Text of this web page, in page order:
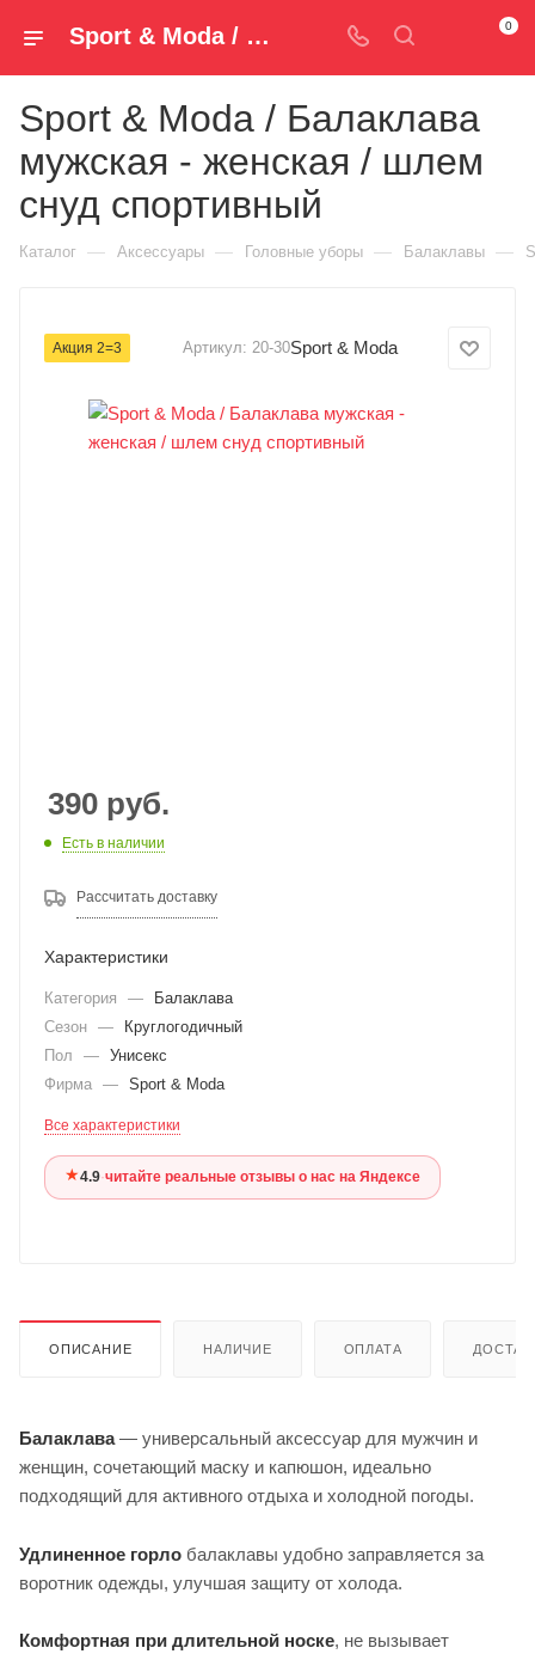
Sport & Moda / Балаклава мужская - женская / шлем снуд спортивный 20-30 — купить за 390 руб. ₽ в Spm-Shop.ru | Хумтто.РФ - Спорт+Мода 0
Sport & Moda / Балаклава
мужская - женская / шлем
снуд спортивный
Каталог — Аксессуары — Головные уборы — Балаклавы —
Акция 2=3 Артикул: 20-30Sport & Moda
390 руб.
Есть в наличии
Рассчитать доставку
Характеристики
Категория —
Балаклава
Сезон —
Круглогодичный
Пол
— Унисекс
Фирма — Sport & Moda
Все характеристики
★4.9·читайте реальные отзывы о нас на Яндексе
ОПИСАНИЕ НАЛИЧИЕ ОПЛАТА
Балаклава— универсальный аксессуар для мужчин и
женщин, сочетающий маску и капюшон, идеально
подходящий для активного отдыха и холодной погоды.
Удлиненное горло балаклавы удобно заправляется за
воротник одежды, улучшая защиту от холода.
Комфортная при длительной носке, не вызывает